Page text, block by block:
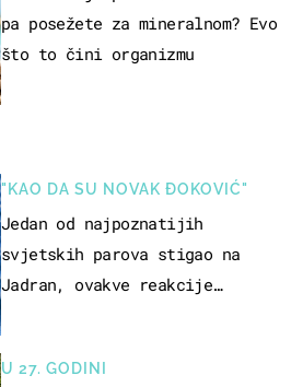
"KAO DA SU NOVAK ĐOKOVIĆ"
Jedan od najpoznatijih
svjetskih parova stigao na
Jadran, ovakve reakcije
U 27. GODINI
pa posežete za mineralnom? Evo
što to čini organizmu